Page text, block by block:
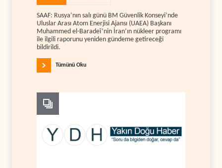
SAAF: Rusya’nın salı günü BM Güvenlik Konseyi’nde
Uluslar Arası Atom Enerjisi Ajansı (UAEA) Başkanı
Muhammed el-Baradeî’nin İran’ın nükleer programı
ile ilgili raporunu yeniden gündeme getireceği
bildirildi.
Tümünü Oku